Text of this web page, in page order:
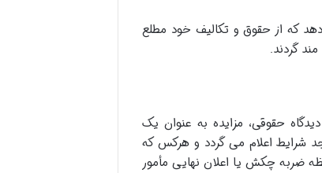
دهد که از حقوق و تکالیف خود مطلع
گردند.
حقوقی، مزایده به عنوان یک
شرایط اعلام می گردد و هرکس که
ضربه چکش یا اعلان نهایی مأمور